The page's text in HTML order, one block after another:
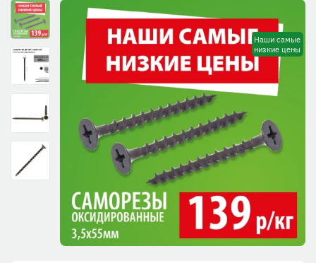
Наши самые
низкие цены